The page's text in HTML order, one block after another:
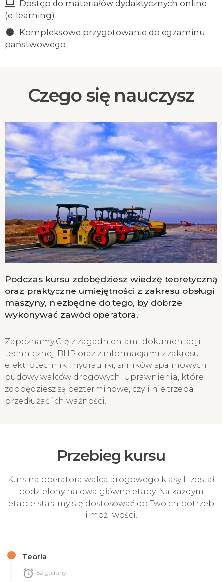
Dostęp do materiałów dydaktycznych online
(e-learning)
Kompleksowe przygotowanie do egzaminu
państwowego
Czego się nauczysz
Podczas kursu zdobędziesz wiedzę teoretyczną
oraz praktyczne umiejętności z zakresu obsługi
maszyny, niezbędne do tego, by dobrze
wykonywać zawód operatora.
Zapoznamy Cię z zagadnieniami dokumentacji
technicznej, BHP oraz z informacjami z zakresu
elektrotechniki, hydrauliki, silników spalinowych i
budowy walców drogowych. Uprawnienia, które
zdobędziesz są bezterminowe, czyli nie trzeba
przedłużać ich ważności.
Przebieg kursu
Kurs na operatora walca drogowego klasy II został
podzielony na dwa główne etapy. Na każdym
etapie staramy się dostosować do Twoich potrzeb
i możliwości.
Teoria
alarm 52 godziny